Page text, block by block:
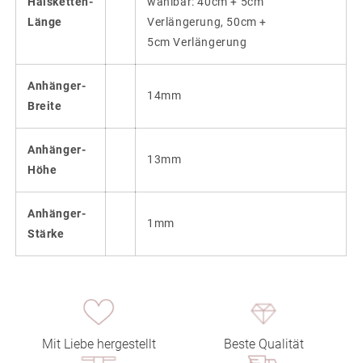
Länge
Verlängerung, 50cm +
5cm Verlängerung
Anhänger-
Breite
14mm
Anhänger-
Höhe
13mm
Anhänger-
Stärke
1mm
Mit Liebe hergestellt Beste Qualität